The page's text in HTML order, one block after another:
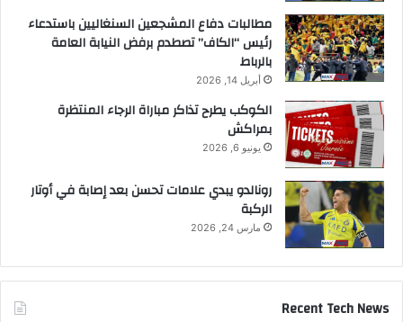
مطالبات دفاع المشجعين السنغاليين باستدعاء
رئيس “الكاف” تصطدم برفض النيابة العامة
بالرباط
أبريل 14, 2026
الكوكب يطرح تذاكر مباراة الرجاء المنتظرة
بمراكش
يونيو 6, 2026
رونالدو يبدي علامات تحسن بعد إصابة في أوتار
الركبة
مارس 24, 2026
Recent Tech News